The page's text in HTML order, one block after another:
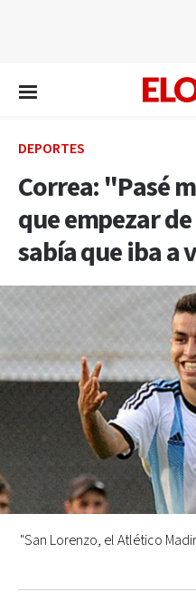
DEPORTES
Correa: "Pasé
que empezar
sabía que iba a
"San Lorenzo, el Atlético